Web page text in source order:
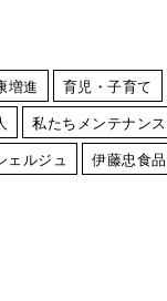
増進
育児・子育て
私たちメンテナンス
ェルジュ
伊藤忠食品